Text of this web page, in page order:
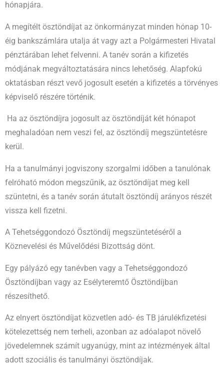
hónapjára.
A megítélt ösztöndíjat az önkormányzat minden hónap 10-
éig bankszámlára utalja át vagy azt a Polgármesteri Hivatal
pénztárában lehet felvenni. A tanév során a kifizetés
módjának megváltoztatására nincs lehetőség. Alapfokú
oktatásban részt vevő jogosult esetén a kifizetés a törvényes
képviselő részére történik.
Ha az ösztöndíjra jogosult az ösztöndíját két hónapot
meghaladóan nem veszi fel, az ösztöndíj megszüntetésre
kerül.
Ha a tanulmányi jogviszony szorgalmi időben a tanulónak
felróható módon megszűnik, az ösztöndíjat meg kell
szüntetni, és a tanév során átutalt ösztöndíj arányos részét
vissza kell fizetni.
A Tehetséggondozó Ösztöndíj megszüntetéséről a
Köznevelési és Művelődési Bizottság dönt.
Egy pályázó egy tanévben vagy a Tehetséggondozó
Ösztöndíjban vagy az Esélyteremtő Ösztöndíjban
részesíthető.
Az elnyert ösztöndíjat közvetlen adó- és TB járulékfizetési
kötelezettség nem terheli, azonban az adóalapot növelő
jövedelemnek számít ugyanúgy, mint az intézmények által
adott szociális és tanulmányi ösztöndíjak.